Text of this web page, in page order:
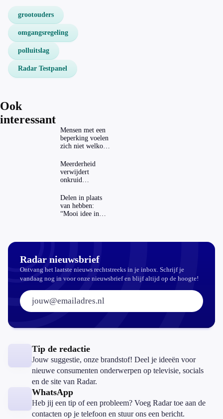
grootouders
omgangsregeling
polluitslag
Radar Testpanel
Ook
interessant
Mensen met een
beperking voelen
zich niet welkom
Meerderheid
verwijdert
onkruid
‘Kwestie van
bijhouden’
Delen in plaats
van hebben:
“Mooi idee in
Radar nieuwsbrief
Ontvang het laatste nieuws rechtstreeks in je inbox. Schrijf je
vandaag nog in voor onze nieuwsbrief en blijf altijd op de hoogte!
E-mailadres:
Tip de redactie
Jouw suggestie, onze brandstof! Deel je ideeën voor
nieuwe consumenten onderwerpen op televisie, socials
en de site van Radar.
WhatsApp
Heb jij een tip of een probleem? Voeg Radar toe aan de
contacten op je telefoon en stuur ons een bericht.